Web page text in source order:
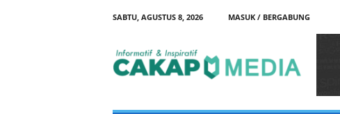
SABTU, AGUSTUS 8, 2026
MASUK / BERGABUNG
k
a